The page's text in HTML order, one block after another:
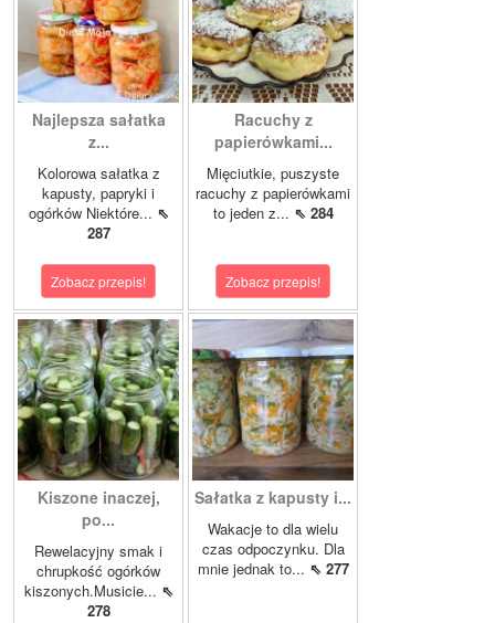
Najlepsza sałatka
z...
Kolorowa sałatka z
kapusty, papryki i
ogórków Niektóre... ⇖
287
Zobacz przepis!
Racuchy z
papierówkami...
Mięciutkie, puszyste
racuchy z papierówkami
to jeden z... ⇖ 284
Zobacz przepis!
Kiszone inaczej,
po...
Rewelacyjny smak i
chrupkość ogórków
kiszonych.Musicie... ⇖
278
Sałatka z kapusty i...
Wakacje to dla wielu
czas odpoczynku. Dla
mnie jednak to... ⇖ 277